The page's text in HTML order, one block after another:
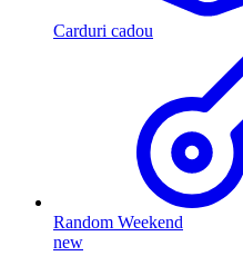
Carduri cadou
Random Weekend
new